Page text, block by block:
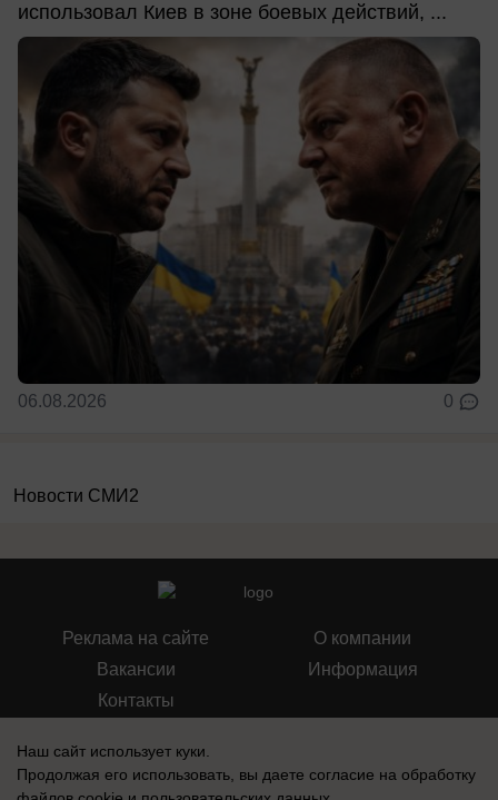
использовал Киев в зоне боевых действий, ...
06.08.2026 0
Новости СМИ2
Реклама на сайте
Вакансии
Контакты
О компании
Информация
Наш сайт использует куки.
Продолжая его использовать, вы даете согласие на обработку